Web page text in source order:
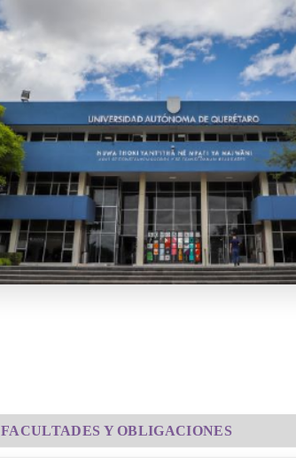
FACULTADES Y OBLIGACIONES